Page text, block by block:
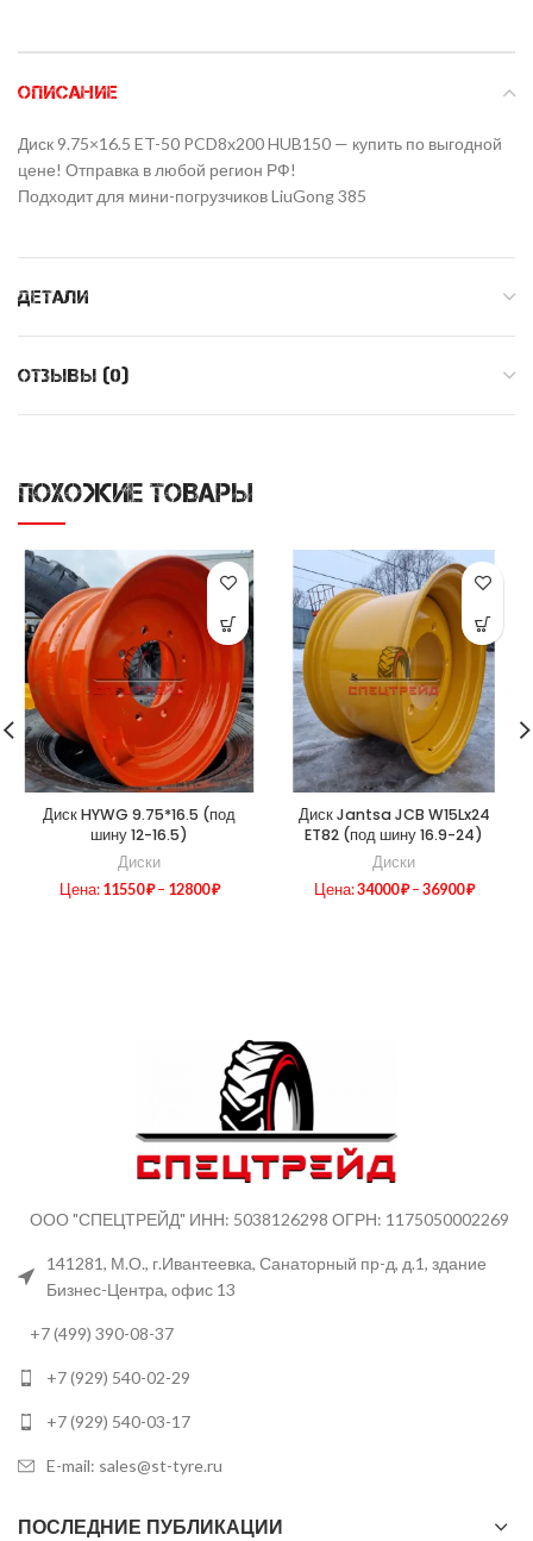
ОПИСАНИЕ
Диск 9.75×16.5 ET-50 PCD8x200 HUB150 — купить по выгодной
цене! Отправка в любой регион РФ!
Подходит для мини-погрузчиков LiuGong 385
ДЕТАЛИ
ОТЗЫВЫ (0)
ПОХОЖИЕ ТОВАРЫ
Диск HYWG 9.75*16.5 (под
шину 12-16.5)
Диски
Цена: 11550₽– 12800₽
Диск Jantsa JCB W15Lx24
ET82 (под шину 16.9-24)
Диски
Цена:34000₽– 36900₽
ООО "СПЕЦТРЕЙД" ИНН: 5038126298 ОГРН: 1175050002269
141281, М.О., г.Ивантеевка, Санаторный пр-д, д.1, здание
Бизнес-Центра, офис 13
+7 (499) 390-08-37
+7 (929) 540-02-29
+7 (929) 540-03-17
E-mail: sales@st-tyre.ru
ПОСЛЕДНИЕ ПУБЛИКАЦИИ